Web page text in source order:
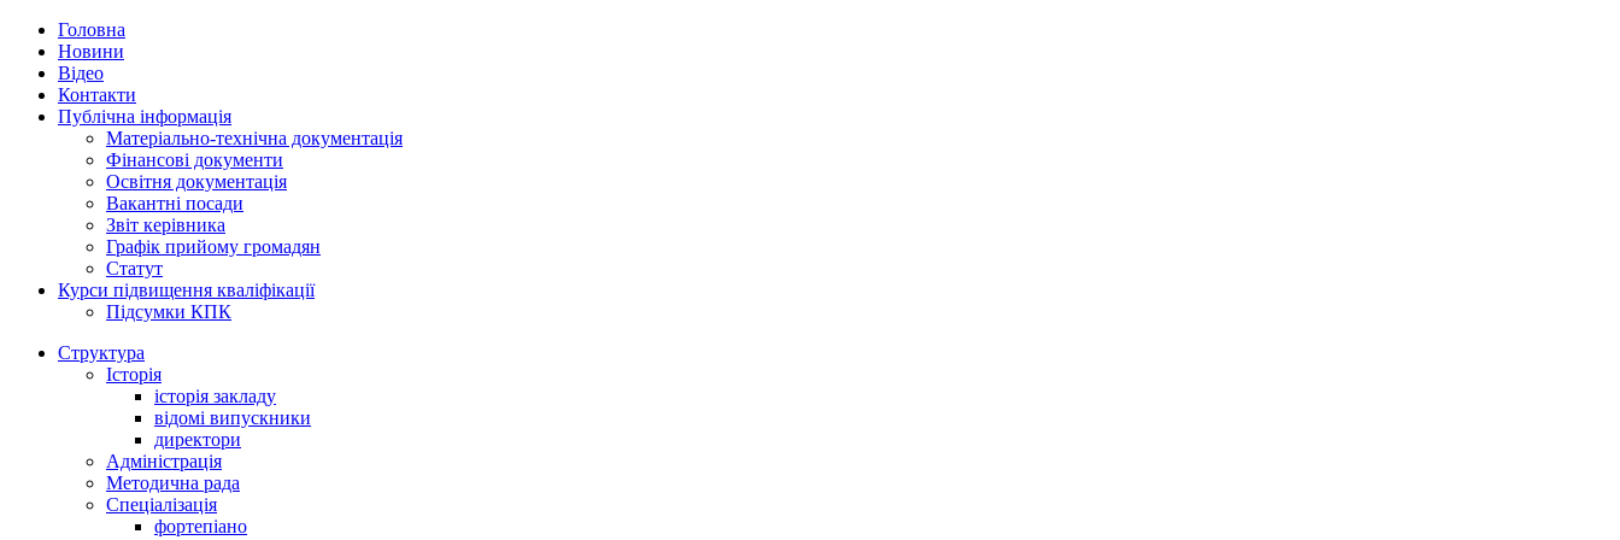
Головна
Новини
Відео
Контакти
Публічна інформація
Матеріально-технічна документація
Фінансові документи
Освітня документація
Вакантні посади
Звіт керівника
Графік прийому громадян
Статут
Курси підвищення кваліфікації
Підсумки КПК
Структура
Історія
історія закладу
відомі випускники
директори
Адміністрація
Методична рада
Спеціалізація
фортепіано